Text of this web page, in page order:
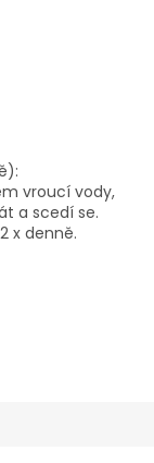
vroucí vody,
a scedí se.
x denně.